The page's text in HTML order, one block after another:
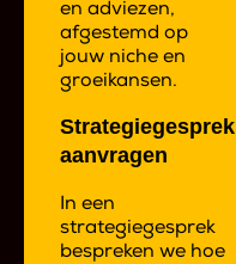
en adviezen,
afgestemd op
jouw niche en
groeikansen.
Strategiegesprek
aanvragen
In een
strategiegesprek
bespreken we hoe